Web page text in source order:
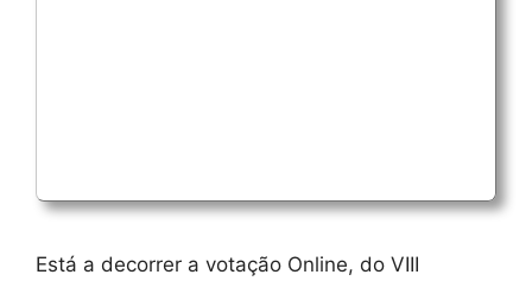
Está a decorrer a votação Online, do VIII